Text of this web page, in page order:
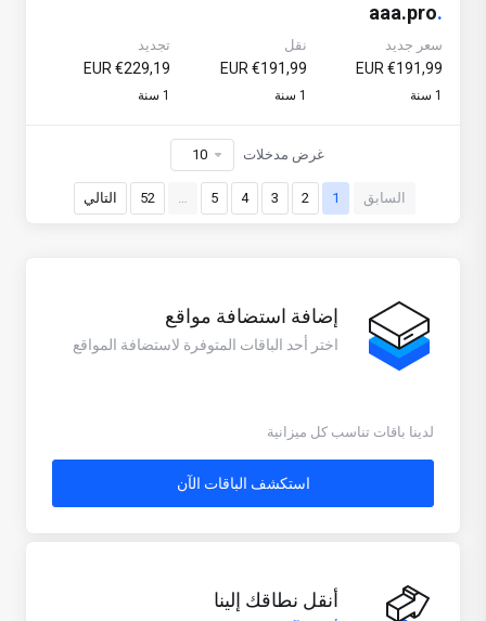
.
aaa.pro
سعر جديد
€191,99 EUR
1 سنة
نقل
€191,99 EUR
1 سنة
تجديد
€229,19 EUR
1 سنة
السابق 1
2
3
4
5
…
52 التالي
غرض مدخلات
إضافة استضافة مواقع
اختر أحد الباقات المتوفرة لاستضافة المواقع
لدينا باقات تناسب كل ميزانية
استكشف الباقات الآن
أنقل نطاقك إلينا